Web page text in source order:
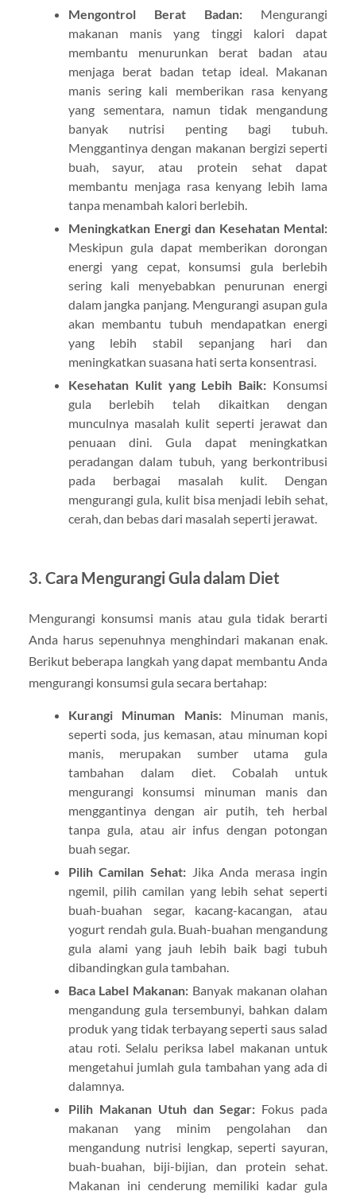
Mengontrol Berat Badan: Mengurangi
makanan manis yang tinggi kalori dapat
membantu menurunkan berat badan atau
menjaga berat badan tetap ideal. Makanan
manis sering kali memberikan rasa kenyang
yang sementara, namun tidak mengandung
banyak nutrisi penting bagi tubuh.
Menggantinya dengan makanan bergizi seperti
buah, sayur, atau protein sehat dapat
membantu menjaga rasa kenyang lebih lama
tanpa menambah kalori berlebih.
Meningkatkan Energi dan Kesehatan Mental:
Meskipun gula dapat memberikan dorongan
energi yang cepat, konsumsi gula berlebih
sering kali menyebabkan penurunan energi
dalam jangka panjang. Mengurangi asupan gula
akan membantu tubuh mendapatkan energi
yang lebih stabil sepanjang hari dan
meningkatkan suasana hati serta konsentrasi.
Kesehatan Kulit yang Lebih Baik: Konsumsi
gula berlebih telah dikaitkan dengan
munculnya masalah kulit seperti jerawat dan
penuaan dini. Gula dapat meningkatkan
peradangan dalam tubuh, yang berkontribusi
pada berbagai masalah kulit. Dengan
mengurangi gula, kulit bisa menjadi lebih sehat,
cerah, dan bebas dari masalah seperti jerawat.
3. Cara Mengurangi Gula dalam Diet
Mengurangi konsumsi manis atau gula tidak berarti
Anda harus sepenuhnya menghindari makanan enak.
Berikut beberapa langkah yang dapat membantu Anda
mengurangi konsumsi gula secara bertahap:
Kurangi Minuman Manis:Minuman manis,
seperti soda, jus kemasan, atau minuman kopi
manis, merupakan sumber utama gula
tambahan dalam diet. Cobalah untuk
mengurangi konsumsi minuman manis dan
menggantinya dengan air putih, teh herbal
tanpa gula, atau air infus dengan potongan
buah segar.
Pilih Camilan Sehat:Jika Anda merasa ingin
ngemil, pilih camilan yang lebih sehat seperti
buah-buahan segar, kacang-kacangan, atau
yogurt rendah gula. Buah-buahan mengandung
gula alami yang jauh lebih baik bagi tubuh
dibandingkan gula tambahan.
Baca Label Makanan: Banyak makanan olahan
mengandung gula tersembunyi, bahkan dalam
produk yang tidak terbayang seperti saus salad
atau roti. Selalu periksa label makanan untuk
mengetahui jumlah gula tambahan yang ada di
dalamnya.
Pilih Makanan Utuh dan Segar: Fokus pada
makanan yang minim pengolahan dan
mengandung nutrisi lengkap, seperti sayuran,
buah-buahan, biji-bijian, dan protein sehat.
Makanan ini cenderung memiliki kadar gula